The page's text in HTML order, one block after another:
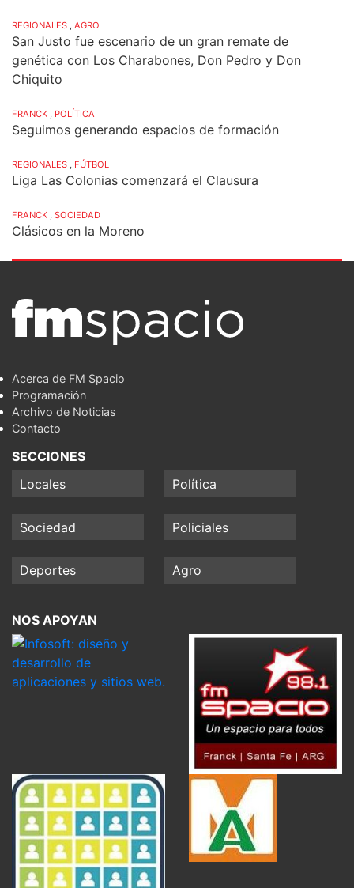
REGIONALES , AGRO
San Justo fue escenario de un gran remate de
genética con Los Charabones, Don Pedro y Don
Chiquito
FRANCK , POLÍTICA
Seguimos generando espacios de formación
REGIONALES , FÚTBOL
Liga Las Colonias comenzará el Clausura
FRANCK , SOCIEDAD
Clásicos en la Moreno
Acerca de FM Spacio
Programación
Archivo de Noticias
Contacto
SECCIONES
Locales
Política
Sociedad Policiales
Deportes Agro
NOS APOYAN